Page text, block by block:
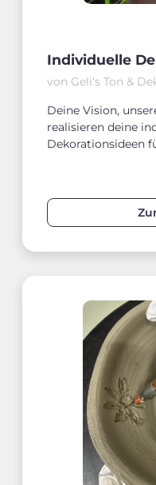
Individuelle
von Geli‘s Ton &
Deine Vision,
realisieren deine
Dekorationsideen